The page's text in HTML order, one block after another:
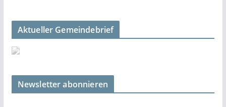
Aktueller Gemeindebrief
Newsletter abonnieren